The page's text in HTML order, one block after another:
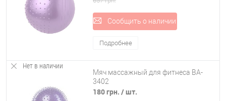
Сообщить о наличии
Подробнее
Нет в наличии
Мяч массажный для фитнеса BA-
3402
180 грн. / шт.